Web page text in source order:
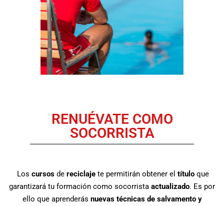
RENUÉVATE COMO
SOCORRISTA
Los cursos de reciclaje te permitirán obtener el título que
garantizará tu formación como socorrista actualizado. Es por
ello que aprenderás nuevas técnicas de salvamento y